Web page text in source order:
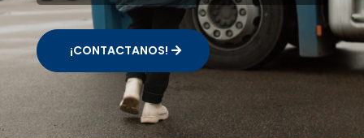
¡CONTACTANOS!